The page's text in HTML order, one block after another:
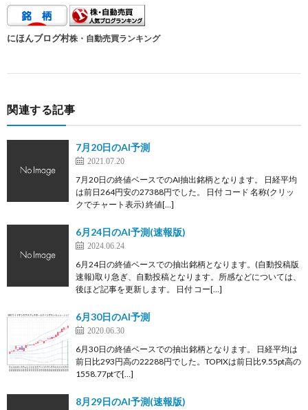
にほんブログ村株・自動売買ランキング
関連する記事
7月20日のAI予測
2021.07.20
7月20日の終値ベースでのAI抽出銘柄となります。 日経平均
は前日264円安の27388円でした。 日付 コード 名称(クリッ
クでチャート表示) 終値[…]
6月24日のAI予測(速報版)
2024.06.24
6月24日の終値ベースでの抽出銘柄となります。(自動投稿版
速報)取り急ぎ、自動投稿となります。所感などについては、
後ほど記事を更新します。 日付 コー[…]
6月30日のAI予測
2020.06.30
6月30日の終値ベースでの抽出銘柄となります。 日経平均は
前日比293円高の22288円でした。TOPIXは前日比9.55pt高の
1558.77ptで[…]
8月29日のAI予測(速報版)